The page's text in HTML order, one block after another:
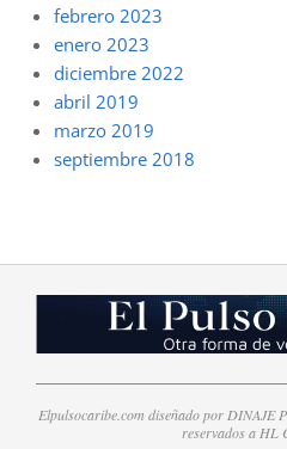
febrero 2023
enero 2023
diciembre 2022
abril 2019
marzo 2019
septiembre 2018
Elpulsocaribe.com diseñado por DINAJE
reservados a HL